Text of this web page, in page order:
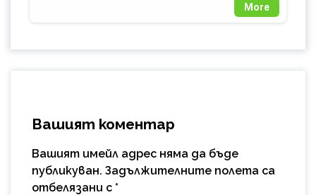
More
Вашият коментар
Вашият имейл адрес няма да бъде
публикуван. Задължителните полета са
отбелязани с *